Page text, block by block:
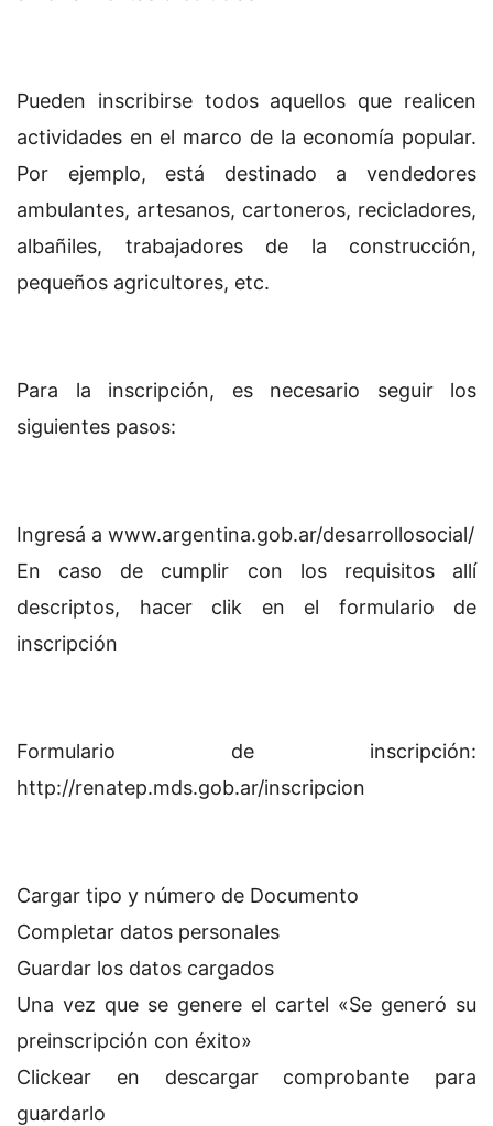
Pueden inscribirse todos aquellos que realicen
actividades en el marco de la economía popular.
Por ejemplo, está destinado a vendedores
ambulantes, artesanos, cartoneros, recicladores,
albañiles, trabajadores de la construcción,
pequeños agricultores, etc.
Para la inscripción, es necesario seguir los
siguientes pasos:
Ingresá a www.argentina.gob.ar/desarrollosocial/
En caso de cumplir con los requisitos allí
descriptos, hacer clik en el formulario de
inscripción
Formulario de inscripción:
http://renatep.mds.gob.ar/inscripcion
Cargar tipo y número de Documento
Completar datos personales
Guardar los datos cargados
Una vez que se genere el cartel «Se generó su
preinscripción con éxito»
Clickear en descargar comprobante para
guardarlo